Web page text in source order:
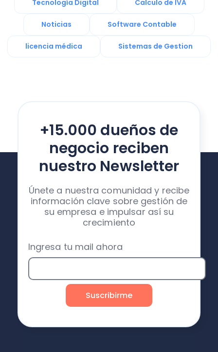
Tecnología Digital Calculo de IVA
Noticias Software Contable
licencia médica Sistemas de Gestion
+15.000 dueños de
negocio reciben
nuestro Newsletter
Únete a nuestra comunidad y recibe
información clave sobre gestión de
su empresa e impulsar así su
crecimiento
Ingresa tu mail ahora